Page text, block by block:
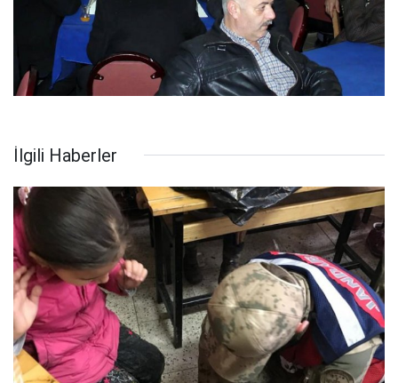
İlgili Haberler